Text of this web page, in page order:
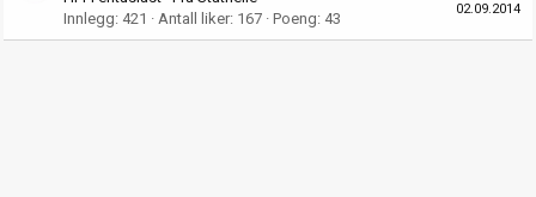
02.09.2014
Innlegg 421 Antall liker 167 Poeng 43